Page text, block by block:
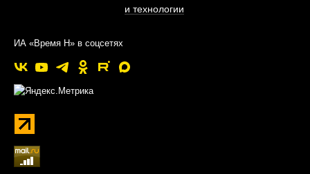
и технологии
ИА «Время Н» в соцсетях